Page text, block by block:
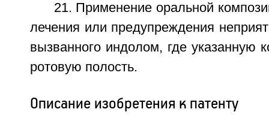
21. Применение оральной
лечения или предупреждения
вызванного индолом, где указанную
ротовую полость.
Описание изобретения к патенту